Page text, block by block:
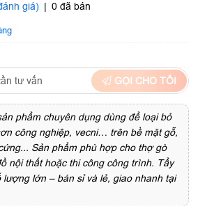
giá) | 0 đã bán
GỌI CHO TÔI
phẩm chuyên dụng dùng để loại bỏ
công nghiệp, vecni… trên bề mặt gỗ,
Sản phẩm phù hợp cho thợ gò
nội thất hoặc thi công công trình. Tẩy
lượng lớn – bán sỉ và lẻ, giao nhanh tại